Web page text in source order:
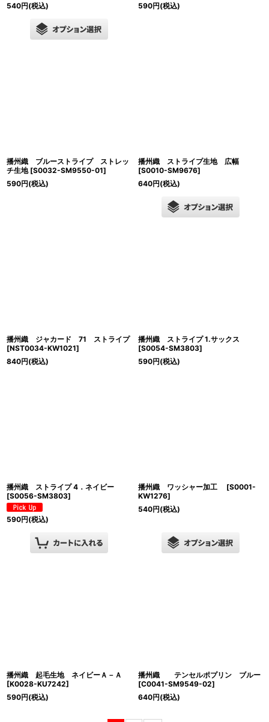
540円(税込)
590円(税込)
播州織 ブルーストライプ ストレッ
チ生地 [S0032-SM9550-01]
590円(税込)
播州織 ストライプ生地 広幅
[S0010-SM9676]
640円(税込)
播州織 ジャカード 71 ストライプ
[NST0034-KW1021]
840円(税込)
播州織 ストライプ 1.サックス
[S0054-SM3803]
590円(税込)
播州織 ストライプ 4．ネイビー
[S0056-SM3803]
590円(税込)
播州織 ワッシャー加工 [S0001-
KW1276]
540円(税込)
播州織 起毛生地 ネイビーＡ－Ａ
[K0028-KU7242]
590円(税込)
播州織 テンセルポプリン ブルー
[C0041-SM9549-02]
640円(税込)